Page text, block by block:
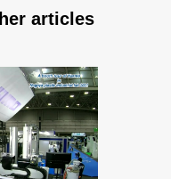
articles